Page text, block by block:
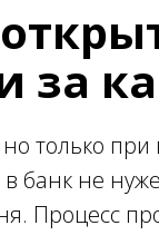
за
только
в банк не
Процесс